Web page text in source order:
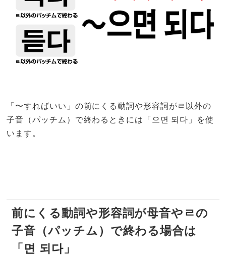
「〜すればいい」の前にくる動詞や形容詞がㄹ以外の
子音（パッチム）で終わるときには「으면 되다」を使
います。
前にくる動詞や形容詞が母音やㄹの
子音（パッチム）で終わる場合は
「면 되다」